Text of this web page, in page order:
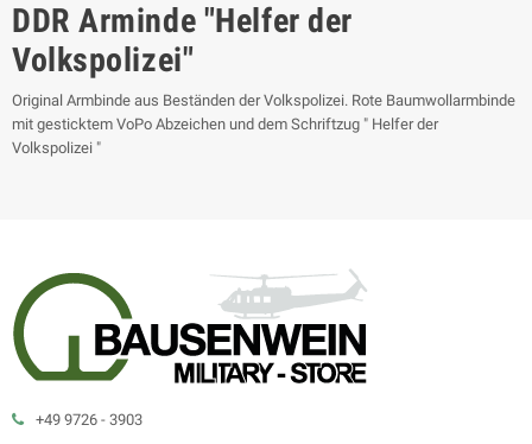
DDR Arminde "Helfer der
Volkspolizei"
Original Armbinde aus Beständen der Volkspolizei. Rote Baumwollarmbinde
mit gesticktem VoPo Abzeichen und dem Schriftzug " Helfer der
Volkspolizei "
+49 9726 - 3903